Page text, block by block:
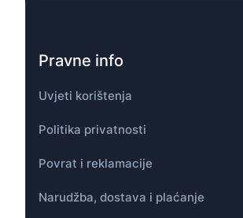
Pravne info
Uvjeti korištenja
Politika privatnosti
Povrat i reklamacije
Narudžba, dostava i plaćanje